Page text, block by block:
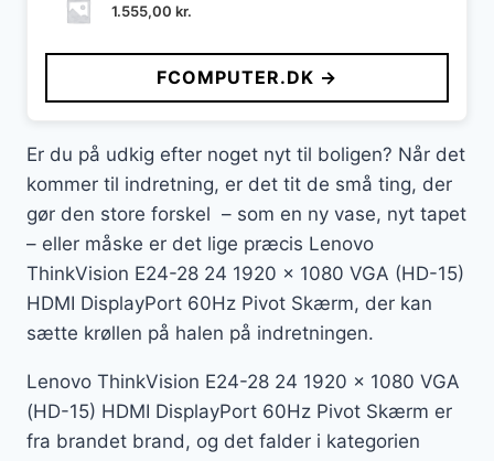
1.555,00 kr.
FCOMPUTER.DK →
Er du på udkig efter noget nyt til boligen? Når det
kommer til indretning, er det tit de små ting, der
gør den store forskel – som en ny vase, nyt tapet
– eller måske er det lige præcis Lenovo
ThinkVision E24-28 24 1920 x 1080 VGA (HD-15)
HDMI DisplayPort 60Hz Pivot Skærm, der kan
sætte krøllen på halen på indretningen.
Lenovo ThinkVision E24-28 24 1920 x 1080 VGA
(HD-15) HDMI DisplayPort 60Hz Pivot Skærm er
fra brandet brand, og det falder i kategorien